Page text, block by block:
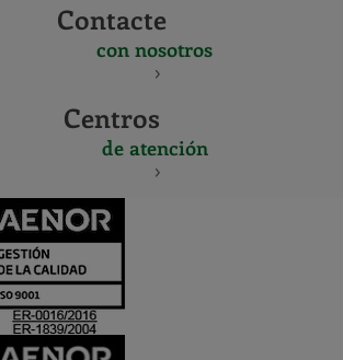
Contacte
con nosotros
Centros
de atención